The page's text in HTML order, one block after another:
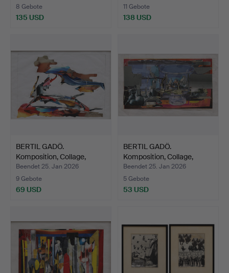
8 Gebote
135 USD
11 Gebote
138 USD
BERTIL GADÖ.
Komposition, Collage,
signier…
Beendet 25. Jan 2026
9 Gebote
69 USD
BERTIL GADÖ.
Komposition, Collage,
signier…
Beendet 25. Jan 2026
5 Gebote
53 USD